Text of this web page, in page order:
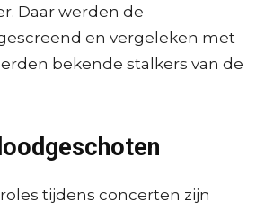
Daar werden de
en vergeleken met
bekende stalkers van de
tijdens concerten zijn